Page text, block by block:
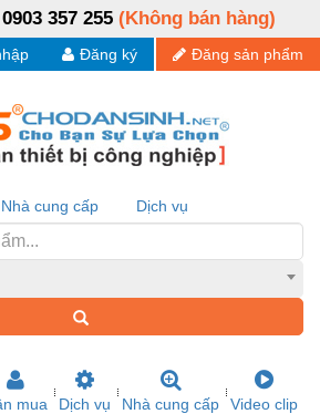
0903 357 255 (Không bán hàng)
Đăng sản phẩm
Đăng ký
Nhà cung cấp Dịch vụ
mua Dịch vụ Nhà cung cấp Video clip